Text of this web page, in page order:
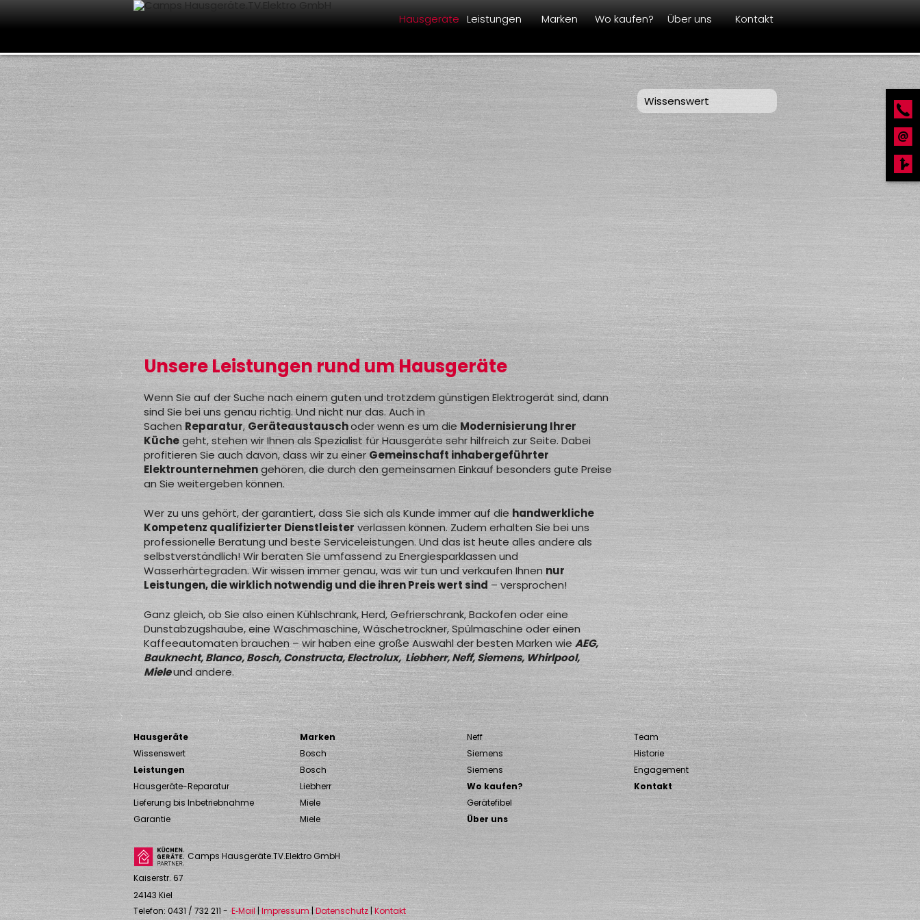
Hausgeräte Leistungen Marken Wo kaufen? Über uns Kontakt
Unsere Leistungen rund um Hausgeräte
Wenn Sie auf der Suche nach einem guten und trotzdem günstigen Elektrogerät sind, dann
sind Sie bei uns genau richtig. Und nicht nur das. Auch in
Sachen Reparatur,Geräteaustauschoder wenn es um dieModernisierung Ihrer
Küchegeht, stehen wir Ihnen als Spezialist für Hausgeräte sehr hilfreich zur Seite. Dabei
profitieren Sie auch davon, dass wir zu einer Gemeinschaft inhabergeführter
Elektrounternehmengehören, die durch den gemeinsamen Einkauf besonders gute Preise
an Sie weitergeben können.
Wer zu uns gehört, der garantiert, dass Sie sich als Kunde immer auf die handwerkliche
Kompetenz qualifizierter Dienstleister verlassen können. Zudem erhalten Sie bei uns
professionelle Beratung und beste Serviceleistungen. Und das ist heute alles andere als
selbstverständlich! Wir beraten Sie umfassend zu Energiesparklassen und
Wasserhärtegraden. Wir wissen immer genau, was wir tun und verkaufen Ihnen nur
Leistungen, die wirklich notwendig und die ihren Preis wert sind – versprochen!
Ganz gleich, ob Sie also einen Kühlschrank, Herd, Gefrierschrank, Backofen oder eine
Dunstabzugshaube, eine Waschmaschine, Wäschetrockner, Spülmaschine oder einen
Kaffeeautomaten brauchen – wir haben eine große Auswahl der besten Marken wie AEG,
Bauknecht, Blanco, Bosch, Constructa, Electrolux, Liebherr, Neff, Siemens, Whirlpool,
Mieleund andere.
Wissenswert
Hausgeräte
Wissenswert
Leistungen
Hausgeräte-Reparatur
Lieferung bis Inbetriebnahme
Garantie
Marken
Bosch
Bosch
Liebherr
Miele
Miele
Neff
Siemens
Siemens
Wo kaufen?
Gerätefibel
Über uns
Team
Historie
Engagement
Kontakt
Camps Hausgeräte.TV.Elektro GmbH
Kaiserstr. 67
24143 Kiel
Telefon: 0431 / 732 211 - E‑Mail | Impressum | Datenschutz | Kontakt